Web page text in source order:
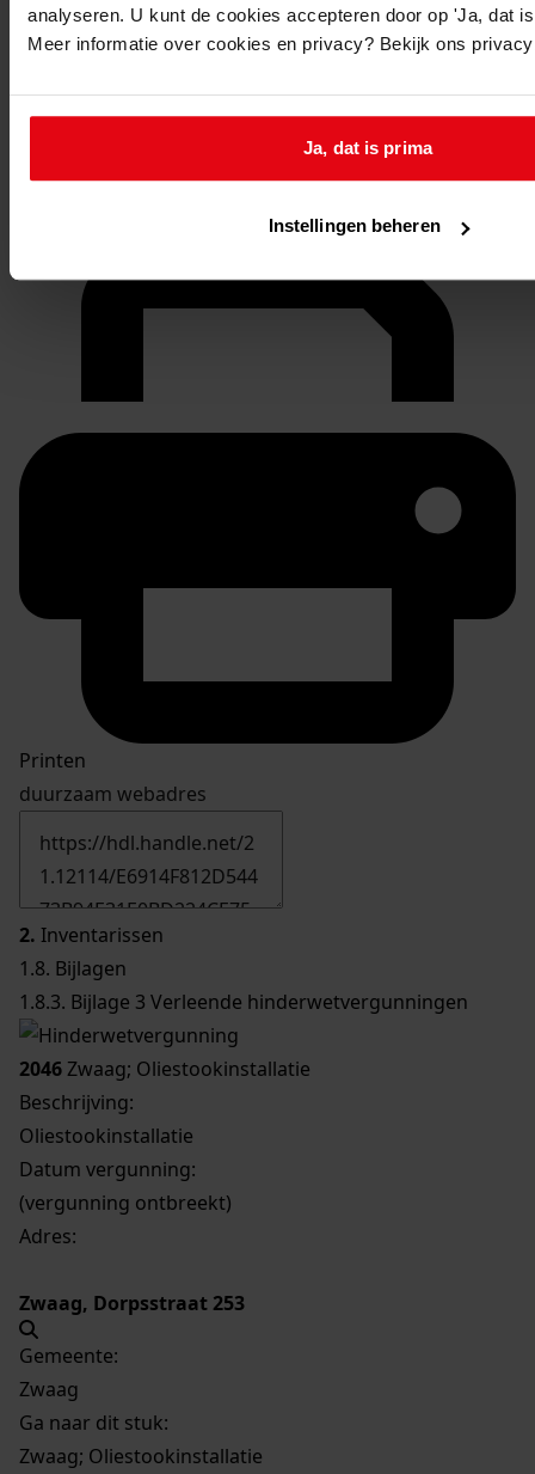
analyseren. U kunt de cookies accepteren door op 'Ja, dat
Meer informatie over cookies en privacy? Bekijk ons
Ja, dat is prima
Instellingen beheren
Printen
duurzaam webadres
2. Inventarissen
1.8. Bijlagen
1.8.3. Bijlage 3 Verleende hinderwetvergunningen
2046Zwaag; Oliestookinstallatie
Beschrijving:
Oliestookinstallatie
Datum vergunning:
(vergunning ontbreekt)
Adres:
Zwaag, Dorpsstraat 253
Gemeente:
Zwaag
Ga naar dit stuk:
Zwaag; Oliestookinstallatie